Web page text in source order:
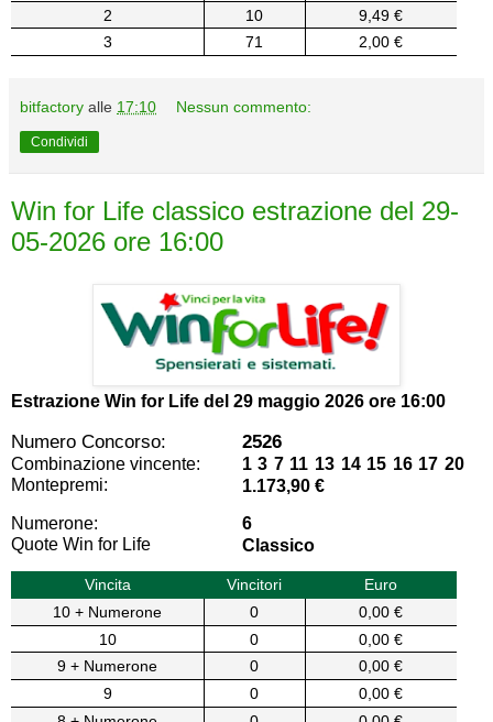
2
10
9,49 €
3
71 2,00 €
bitfactory alle 17:10 Nessun commento:
Condividi
Win for Life classico estrazione del 29-
05-2026 ore 16:00
Estrazione Win for Life del 29 maggio 2026 ore 16:00
Numero Concorso: 2526
Combinazione vincente:
1 3 7 11 13 14 15 16 17 20
Montepremi:
1.173,90 €
Numerone:
6
Quote Win for Life
Classico
Vincita Vincitori
Euro
10 + Numerone
0
0,00 €
10
0
0,00 €
9 + Numerone
0
0,00 €
9
0
0,00 €